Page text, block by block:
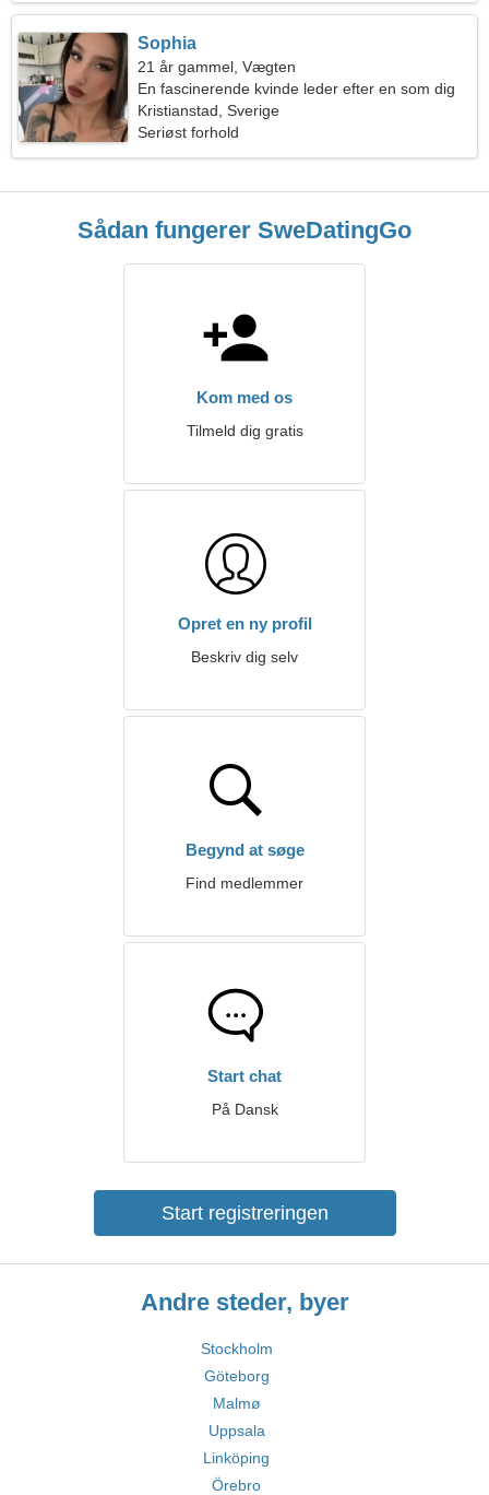
Sophia
21 år gammel, Vægten
En fascinerende kvinde leder efter en som dig
Kristianstad, Sverige
Seriøst forhold
Sådan fungerer SweDatingGo
Kom med os
Tilmeld dig gratis
Opret en ny profil
Beskriv dig selv
Begynd at søge
Find medlemmer
Start chat
På Dansk
Start registreringen
Andre steder, byer
Stockholm
Göteborg
Malmø
Uppsala
Linköping
Örebro